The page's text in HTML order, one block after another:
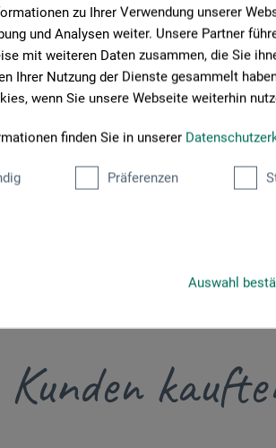
zu Ihrer Verwendung unserer
und Analysen weiter. Unsere Partner
mit weiteren Daten zusammen, die Sie
Ihrer Nutzung der Dienste gesammelt
wenn Sie unsere Webseite weiterhin
finden Sie in unserer
Präferenzen
Auswahl
Hier finden Sie die Kontaktdaten des
+ innovations
Kunden